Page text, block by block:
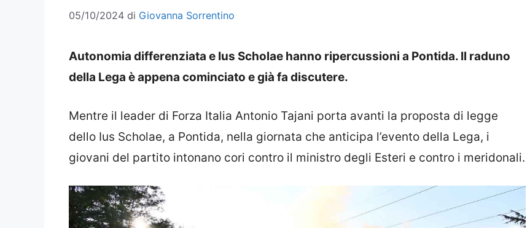
05/10/2024 di Giovanna Sorrentino
Autonomia differenziata e Ius Scholae hanno ripercussioni a Pontida. Il raduno
della Lega è appena cominciato e già fa discutere.
Mentre il leader di Forza Italia Antonio Tajani porta avanti la proposta di legge
dello Ius Scholae, a Pontida, nella giornata che anticipa l’evento della Lega, i
giovani del partito intonano cori contro il ministro degli Esteri e contro i meridonali.